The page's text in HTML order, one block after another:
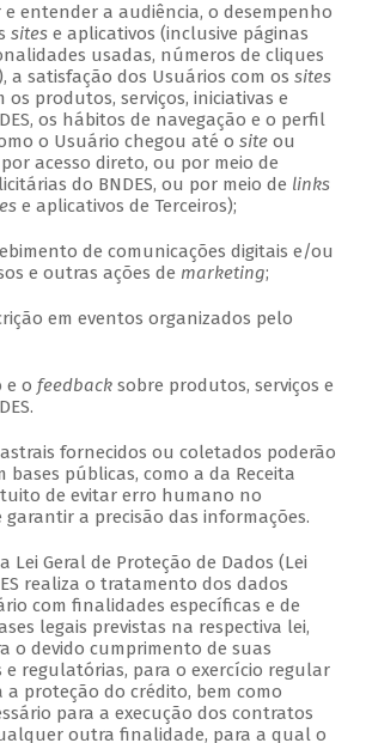
entender a audiência, o desempenho
sites e aplicativos (inclusive páginas
usadas, números de cliques
a satisfação dos Usuários com os sites
os produtos, serviços, iniciativas e
os hábitos de navegação e o perfil
o Usuário chegou até o site ou
acesso direto, ou por meio de
do BNDES, ou por meio de links
e aplicativos de Terceiros);
de comunicações digitais e/ou
e outras ações de marketing;
em eventos organizados pelo
e o feedback sobre produtos, serviços e
fornecidos ou coletados poderão
bases públicas, como a da Receita
de evitar erro humano no
a precisão das informações.
Lei Geral de Proteção de Dados (Lei
realiza o tratamento dos dados
com finalidades específicas e de
legais previstas na respectiva lei,
o devido cumprimento de suas
e regulatórias, para o exercício regular
a proteção do crédito, bem como
para a execução dos contratos
outra finalidade, para a qual o